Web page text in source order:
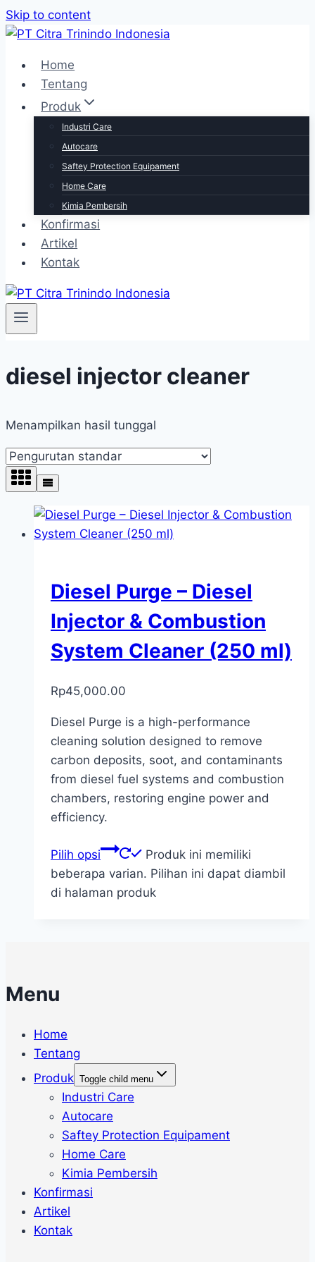
Skip to content
Home
Tentang
Produk
Industri Care
Autocare
Saftey Protection Equipament
Home Care
Kimia Pembersih
Konfirmasi
Artikel
Kontak
diesel injector cleaner
Menampilkan hasil tunggal
Diesel Purge – Diesel
Injector & Combustion
System Cleaner (250 ml)
Rp45,000.00
Diesel Purge is a high-performance
cleaning solution designed to remove
carbon deposits, soot, and contaminants
from diesel fuel systems and combustion
chambers, restoring engine power and
efficiency.
Pilih opsi
Produk ini memiliki
beberapa varian. Pilihan ini dapat diambil
di halaman produk
Menu
Home
Tentang
Produk Toggle child menu
Industri Care
Autocare
Saftey Protection Equipament
Home Care
Kimia Pembersih
Konfirmasi
Artikel
Kontak